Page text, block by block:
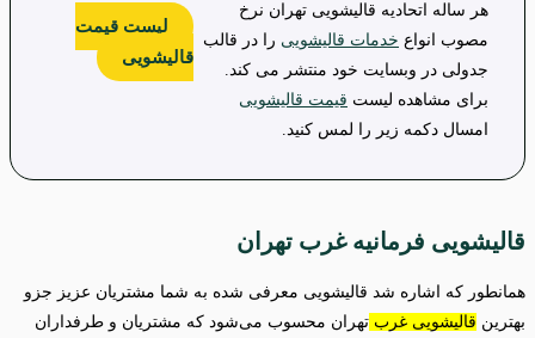
هر ساله اتحادیه قالیشویی تهران نرخ
مصوب انواع خدمات قالیشویی را در قالب
جدولی در وبسایت خود منتشر می کند.
برای مشاهده لیست قیمت قالیشویی
امسال دکمه زیر را لمس کنید.
لیست قیمت
قالیشویی
قالیشویی فرمانیه غرب تهران
همانطور که اشاره شد قالیشویی معرفی شده به شما مشتریان عزیز جزو
بهترین قالیشویی‌ غرب تهران محسوب می‌شود که مشتریان و طرفداران